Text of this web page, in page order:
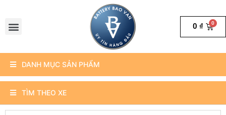
0 ₫
DANH MỤC SẢN PHẨM
TÌM THEO XE